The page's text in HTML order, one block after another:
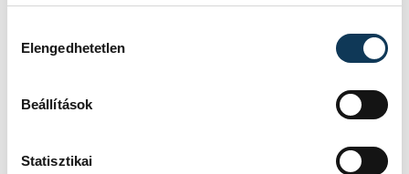
Elengedhetetlen
Beállítások
Statisztikai
Schöngrundtner
Domján
Attila